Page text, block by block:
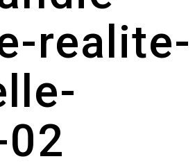
realite-